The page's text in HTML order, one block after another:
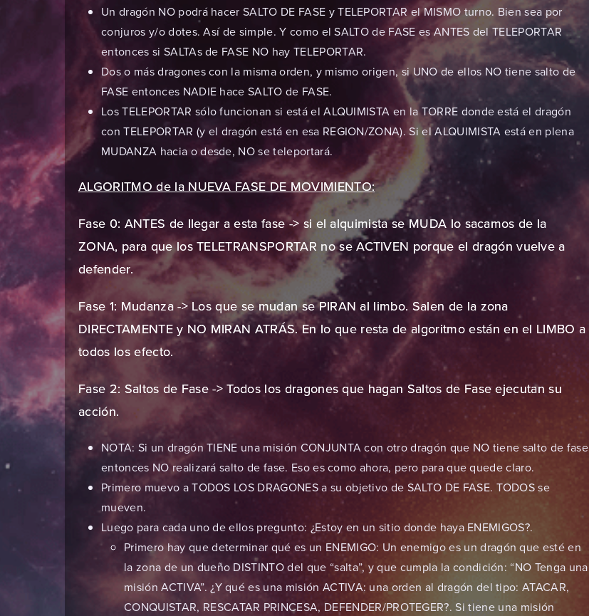
Un dragón NO podrá hacer SALTO DE FASE y TELEPORTAR el MISMO turno. Bien sea por
conjuros y/o dotes. Así de simple. Y como el SALTO de FASE es ANTES del TELEPORTAR
entonces si SALTAs de FASE NO hay TELEPORTAR.
Dos o más dragones con la misma orden, y mismo origen, si UNO de ellos NO tiene salto de
FASE entonces NADIE hace SALTO de FASE.
Los TELEPORTAR sólo funcionan si está el ALQUIMISTA en la TORRE donde está el dragón
con TELEPORTAR (y el dragón está en esa REGION/ZONA). Si el ALQUIMISTA está en plena
MUDANZA hacia o desde, NO se teleportará.
ALGORITMO de la NUEVA FASE DE MOVIMIENTO:
Fase 0: ANTES de llegar a esta fase -> si el alquimista se MUDA lo sacamos de la
ZONA, para que los TELETRANSPORTAR no se ACTIVEN porque el dragón vuelve a
defender.
Fase 1: Mudanza -> Los que se mudan se PIRAN al limbo. Salen de la zona
DIRECTAMENTE y NO MIRAN ATRÁS. En lo que resta de algoritmo están en el LIMBO a
todos los efecto.
Fase 2: Saltos de Fase -> Todos los dragones que hagan Saltos de Fase ejecutan su
acción.
NOTA: Si un dragón TIENE una misión CONJUNTA con otro dragón que NO tiene salto de fase
entonces NO realizará salto de fase. Eso es como ahora, pero para que quede claro.
Primero muevo a TODOS LOS DRAGONES a su objetivo de SALTO DE FASE. TODOS se
mueven.
Luego para cada uno de ellos pregunto: ¿Estoy en un sitio donde haya ENEMIGOS?.
Primero hay que determinar qué es un ENEMIGO: Un enemigo es un dragón que esté en
la zona de un dueño DISTINTO del que “salta”, y que cumpla la condición: “NO Tenga una
misión ACTIVA”. ¿Y qué es una misión ACTIVA: una orden al dragón del tipo: ATACAR,
CONQUISTAR, RESCATAR PRINCESA, DEFENDER/PROTEGER?. Si tiene una misión